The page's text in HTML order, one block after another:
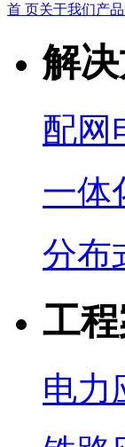
首 页关于我们产
解
配网
一体
分布
工程
电力